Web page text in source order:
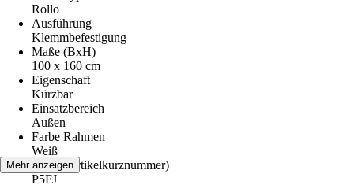
Rollo
Ausführung
Klemmbefestigung
Maße (BxH)
100 x 160 cm
Eigenschaft
Kürzbar
Einsatzbereich
Außen
Farbe Rahmen
Weiß
AKN (Artikelkurznummer)
P5FJ
Mehr anzeigen